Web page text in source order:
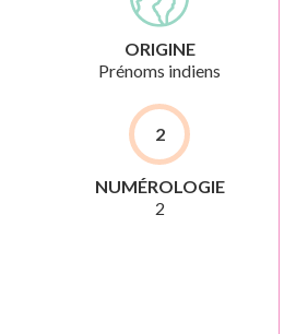
ORIGINE
Prénoms indiens
2
NUMÉROLOGIE
2